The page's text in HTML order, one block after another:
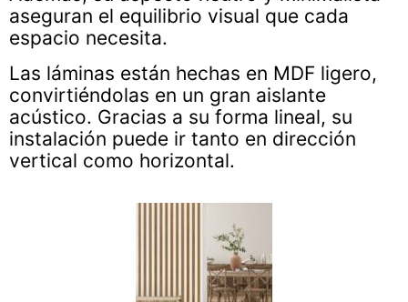
aseguran el equilibrio visual que cada
espacio necesita.
Las láminas están hechas en MDF ligero,
convirtiéndolas en un gran aislante
acústico. Gracias a su forma lineal, su
instalación puede ir tanto en dirección
vertical como horizontal.